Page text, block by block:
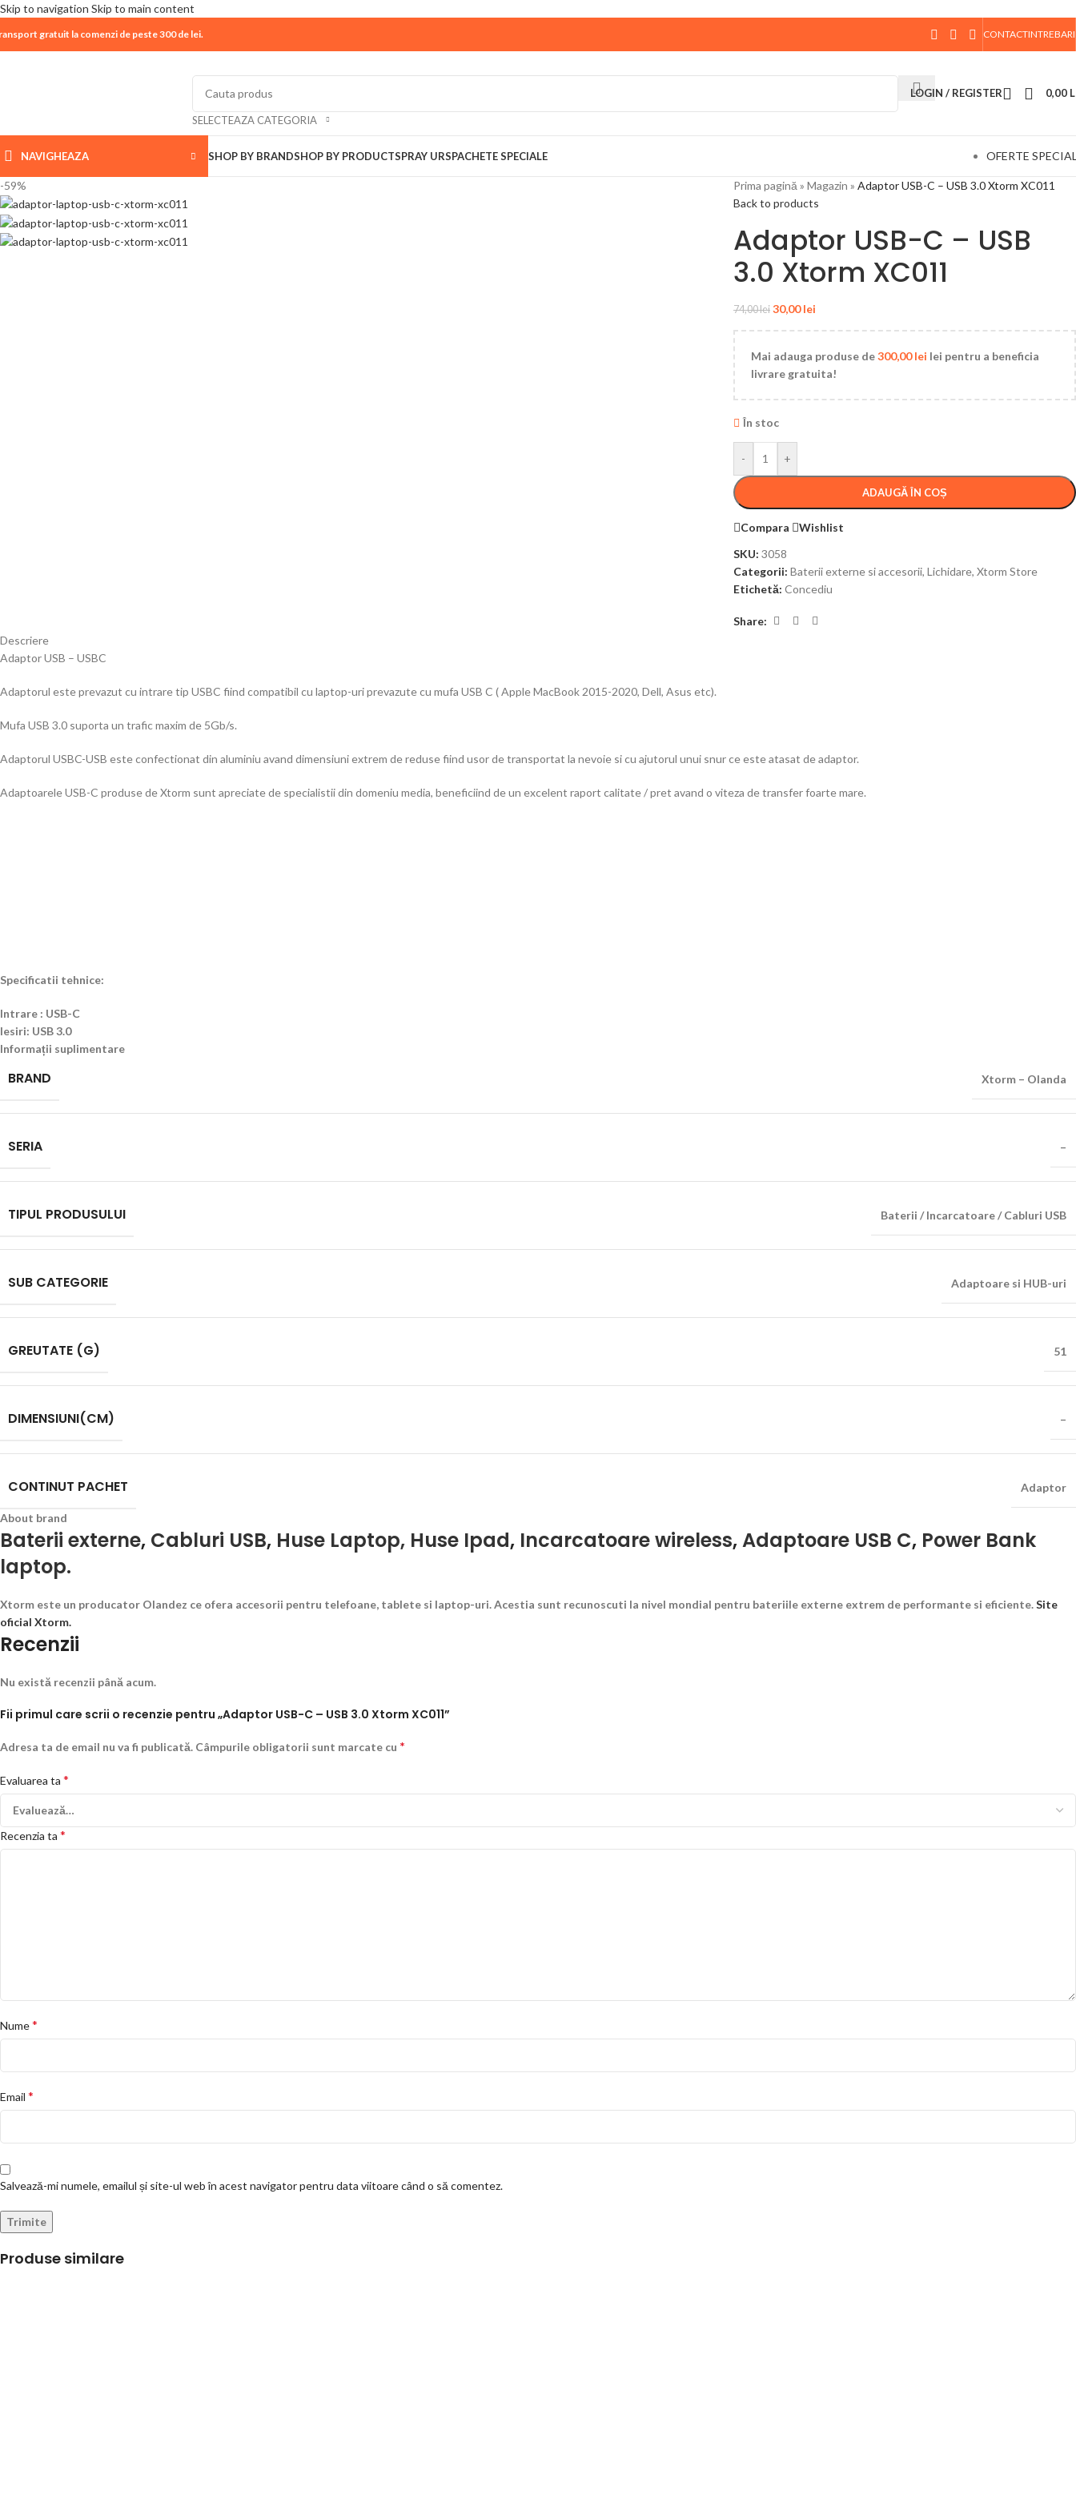
Skip to navigation Skip to main content
| 📦 Program livrari|In perioada11 August - 18 August,magazinul KPRO este inchis. Comenziile plasate pana in data de 10 August, la ora 15:00, vor fi expediate. Va
multumim pentru intelegere!
gratuit la comenzi de peste 300 de lei. CONTACTINTREBARI
SELECTEAZA CATEGORIA
LOGIN / REGISTER 0,00
NAVIGHEAZA SHOP BY BRANDSHOP BY PRODUCTSPRAY URSPACHETE SPECIALE OFERTE
-59% Prima pagină » Magazin » Adaptor USB-C – USB 3.0 Xtorm XC011
Back to products
Adaptor USB-C – USB
3.0 Xtorm XC011
74,00lei 30,00lei
Mai adauga produse de300,00lei lei pentru a beneficia
livrare gratuita!
În stoc
- +
ADAUGĂ ÎN COȘ
Compara
Wishlist
SKU: 3058
Categorii: Baterii externe si accesorii, Lichidare, Xtorm Store
Etichetă: Concediu
Share:
Descriere
Adaptor USB – USBC
Adaptorul este prevazut cu intrare tip USBC fiind compatibil cu laptop-uri prevazute cu mufa USB C ( Apple MacBook 2015-2020, Dell, Asus etc).
Mufa USB 3.0 suporta un trafic maxim de 5Gb/s.
Adaptorul USBC-USB este confectionat din aluminiu avand dimensiuni extrem de reduse fiind usor de transportat la nevoie si cu ajutorul unui snur ce este atasat de adaptor.
Adaptoarele USB-C produse de Xtorm sunt apreciate de specialistii din domeniu media, beneficiind de un excelent raport calitate / pret avand o viteza de transfer foarte mare.
Specificatii tehnice:
Intrare : USB-C
Iesiri: USB 3.0
Informații suplimentare
BRAND Xtorm – Olanda
SERIA –
TIPUL PRODUSULUI Baterii / Incarcatoare / Cabluri USB
SUB CATEGORIE Adaptoare si HUB-uri
GREUTATE (G) 51
DIMENSIUNI(CM) –
CONTINUT PACHET Adaptor
About brand
Baterii externe, Cabluri USB, Huse Laptop, Huse Ipad, Incarcatoare wireless,Adaptoare USB C, Power Bank
laptop.
Xtorm este un producator Olandez ce ofera accesorii pentru telefoane, tablete si laptop-uri. Acestia sunt recunoscuti la nivel mondial pentru bateriile externe extrem de performante si eficiente.Site
oficial Xtorm.
Recenzii
Nu există recenzii până acum.
Fii primul care scrii o recenzie pentru „Adaptor USB-C – USB 3.0 Xtorm XC011”
Adresa ta de email nu va fi publicată. Câmpurile obligatorii sunt marcate cu *
Evaluarea ta *
Recenzia ta *
Nume*
Email *
Salvează-mi numele, emailul și site-ul web în acest navigator pentru data viitoare când o să comentez.
Produse similare